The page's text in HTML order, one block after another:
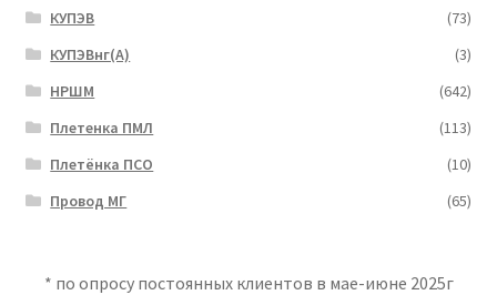
КУПЭВ
(73)
КУПЭВнг(А)
(3)
НРШМ
(642)
Плетенка ПМЛ
(113)
Плетёнка ПСО
(10)
Провод МГ
(65)
* по опросу постоянных клиентов в мае-июне 2025г